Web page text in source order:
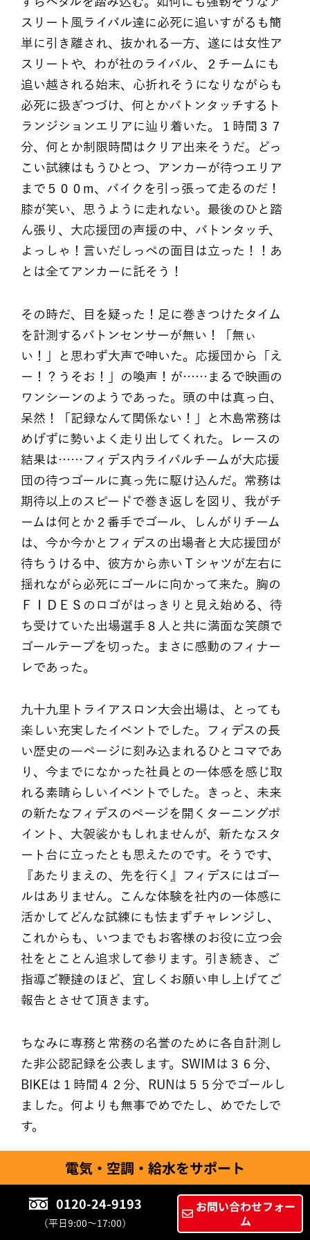
スリート風ライバル達に必死に追いすがるも簡
単に引き離され、抜かれる一方、遂には女性ア
スリートや、わが社のライバル、２チームにも
追い越される始末、心折れそうになりながらも
必死に扱ぎつづけ、何とかバトンタッチするト
ランジションエリアに辿り着いた。１時間３７
分、何とか制限時間はクリア出来そうだ。どっ
こい試練はもうひとつ、アンカーが待つエリア
まで５００m、バイクを引っ張って走るのだ！
膝が笑い、思うように走れない。最後のひと踏
ん張り、大応援団の声援の中、バトンタッチ、
よっしゃ！言いだしっぺの面目は立った！！あ
とは全てアンカーに託そう！
その時だ、目を疑った！足に巻きつけたタイム
を計測するバトンセンサーが無い！「無ぃ
い！」と思わず大声で呻いた。応援団から「え
ー！？うそお！」の喚声！が……まるで映画の
ワンシーンのようであった。頭の中は真っ白、
呆然！「記録なんて関係ない！」と木島常務は
めげずに勢いよく走り出してくれた。レースの
結果は……フィデス内ライバルチームが大応援
団の待つゴールに真っ先に駆け込んだ。常務は
期待以上のスピードで巻き返しを図り、我がチ
ームは何とか２番手でゴール、しんがりチーム
は、今か今かとフィデスの出場者と大応援団が
待ちうける中、彼方から赤いＴシャツが左右に
揺れながら必死にゴールに向かって来た。胸の
ＦＩＤＥＳのロゴがはっきりと見え始める、待
ち受けていた出場選手８人と共に満面な笑顔で
ゴールテープを切った。まさに感動のフィナー
レであった。
九十九里トライアスロン大会出場は、とっても
楽しい充実したイベントでした。フィデスの長
い歴史の一ページに刻み込まれるひとコマであ
り、今までになかった社員との一体感を感じ取
れる素晴らしいイベントでした。きっと、未来
の新たなフィデスのページを開くターニングポ
イント、大袈裟かもしれませんが、新たなスタ
ート台に立ったとも思えたのです。そうです、
『あたりまえの、先を行く』フィデスにはゴー
ルはありません。こんな体験を社内の一体感に
活かしてどんな試練にも怯まずチャレンジし、
これからも、いつまでもお客様のお役に立つ会
社をとことん追求して参ります。引き続き、ご
指導ご鞭撻のほど、宜しくお願い申し上げてご
報告とさせて頂きます。
ちなみに専務と常務の名誉のために各自計測し
た非公認記録を公表します。SWIMは３６分、
BIKEは１時間４２分、RUNは５５分でゴールし
ました。何よりも無事でめでたし、めでたしで
す。
最後に出場表明後、多くの皆様から励ましの言
敵なチャンスを頂きました有限会社五郎八金物
店の加藤社長様と株式会社徳倉の徳倉社長様に
電気・空調・給水をサポート
0120-24-9193
（平日9:00～17:00）
お問い合わせフォー
ム